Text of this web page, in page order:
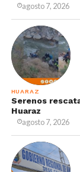
agosto 7, 2026
HUARAZ
Serenos
Huaraz
agosto 7, 2026